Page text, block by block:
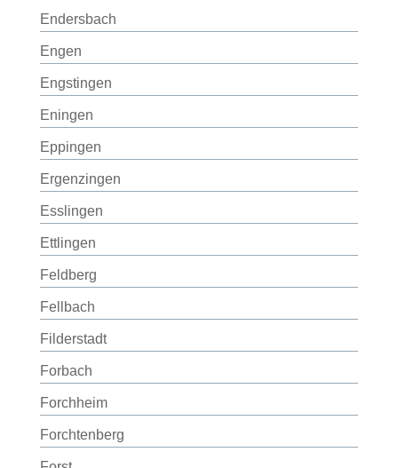
Endersbach
Engen
Engstingen
Eningen
Eppingen
Ergenzingen
Esslingen
Ettlingen
Feldberg
Fellbach
Filderstadt
Forbach
Forchheim
Forchtenberg